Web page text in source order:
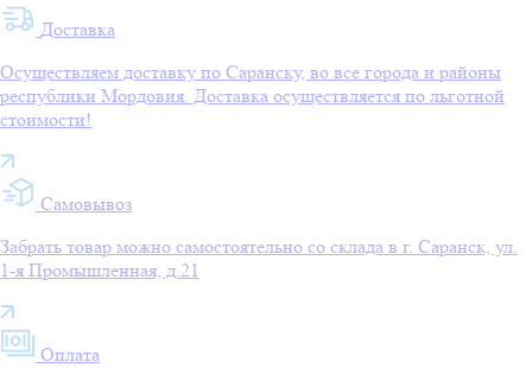
Доставка
Осуществляем доставку по Саранску, во все города и районы
республики Мордовия. Доставка осуществляется по льготной
стоимости!
Самовывоз
Забрать товар можно самостоятельно со склада в г. Саранск, ул.
1-я Промышленная, д.21
Оплата